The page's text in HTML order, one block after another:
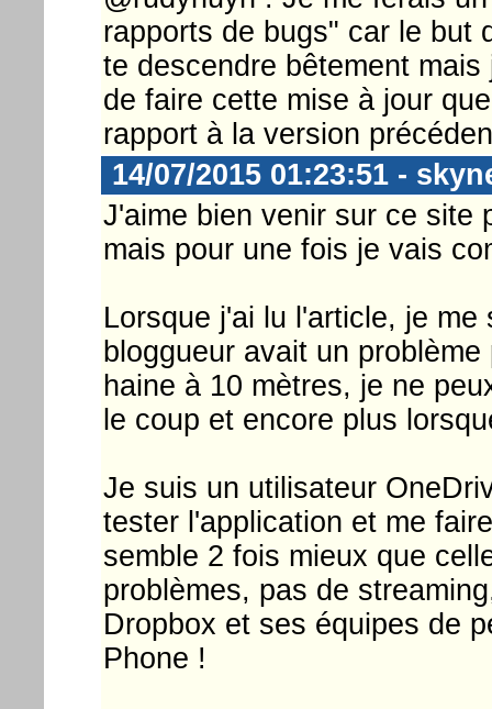
rapports de bugs" car le but
te descendre bêtement
de faire cette mise à jour
rapport à la version
14/07/2015 01:23:51 -
J'aime bien venir sur ce site
mais pour une fois je vais
Lorsque j'ai lu l'article, je
bloggueur avait un
haine à 10 mètres, je ne
le coup et encore plus
Je suis un utilisateur
tester l'application et me
semble 2 fois mieux que
problèmes, pas de
Dropbox et ses équipes de
Phone !